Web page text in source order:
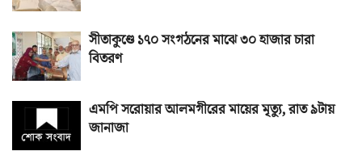
সীতাকুণ্ডে ১৭০ সংগঠনের মাঝে ৩০ হাজার চারা
বিতরণ
এমপি সরোয়ার আলমগীরের মায়ের মৃত্যু, রাত ৯টায়
জানাজা